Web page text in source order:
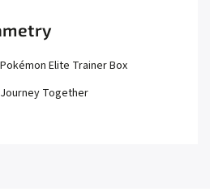
Pokémon Elite Trainer Box
Journey Together